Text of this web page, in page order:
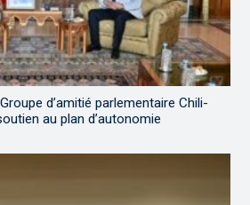
d’amitié parlementaire Chili-
au plan d’autonomie